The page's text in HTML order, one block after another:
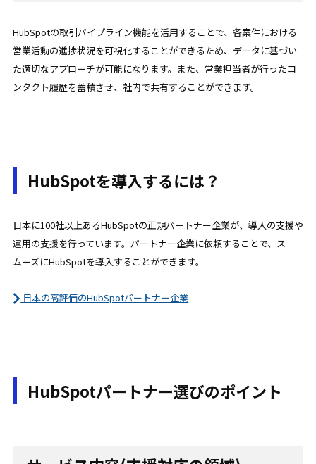
HubSpotの取引パイプライン機能を活用することで、各案件における
営業活動の進捗状況を可視化することができるため、データに基づい
た適切なアプローチが可能になります。また、営業担当者が行ったコ
ンタクト履歴を蓄積させ、社内で共有することができます。
HubSpotを導入するには？
日本に100社以上あるHubSpotの正規パートナー企業が、導入の支援や
運用の支援を行っています。パートナー企業に依頼することで、ス
ムーズにHubSpotを導入することができます。
日本の高評価のHubSpotパートナー企業
HubSpotパートナー選びのポイント